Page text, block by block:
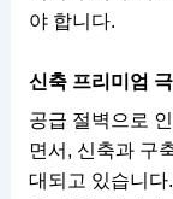
야 합니다.
신축 프리미엄
공급 절벽으로
면서, 신축과 구
대되고 있습니다